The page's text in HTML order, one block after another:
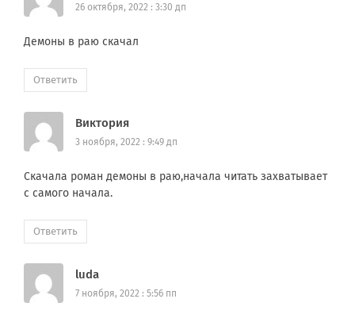
26 октября, 2022 : 3:30 дп
Демоны в раю скачал
Ответить
Виктория
3 ноября, 2022 : 9:49 дп
Скачала роман демоны в раю,начала читать захватывает
с самого начала.
Ответить
luda
7 ноября, 2022 : 5:56 пп